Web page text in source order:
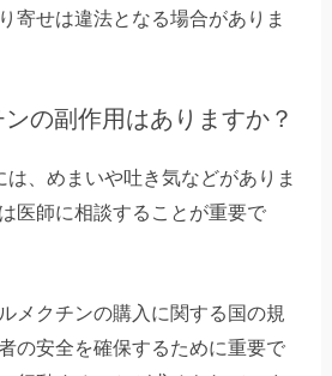
寄せは違法となる場合がありま
の副作用はありますか？
は、めまいや吐き気などがありま
医師に相談することが重要で
メクチンの購入に関する国の規
の安全を確保するために重要で